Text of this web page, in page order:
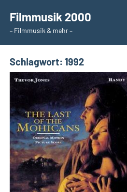
Inhalt
springen
Filmmusik 2000
– Filmmusik & mehr –
Schlagwort: 1992